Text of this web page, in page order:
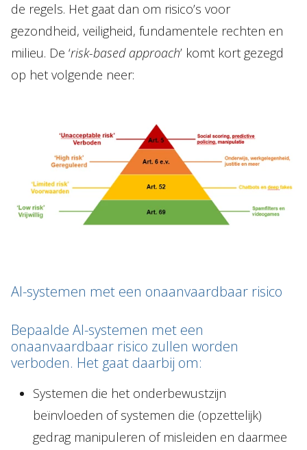
de regels. Het gaat dan om risico’s voor
gezondheid, veiligheid, fundamentele rechten en
milieu. De ‘risk-based approach’ komt kort gezegd
op het volgende neer:
AI-systemen met een onaanvaardbaar risico
Bepaalde AI-systemen met een
onaanvaardbaar risico zullen worden
verboden. Het gaat daarbij om:
Systemen die het onderbewustzijn
beïnvloeden of systemen die (opzettelijk)
gedrag manipuleren of misleiden en daarmee